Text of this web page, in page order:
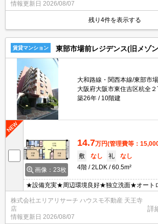
情報更新日 2026/08/07
残り4件を表示する
賃貸マンション 東部市場前レジデンス(旧メゾ
大和路線・関西本線/東部市
大阪府大阪市東住吉区杭全２
築26年
10階建
画像：23枚
14.7万円(管理費等：
敷
なし 礼
なし
4階
2LDK 60.5m²
★設備充実★周辺環境良好★独立洗面★オート
株式会社エリアリサーチ ハウスモ不動産 天王寺
店
情報更新日 2026/08/07
詳